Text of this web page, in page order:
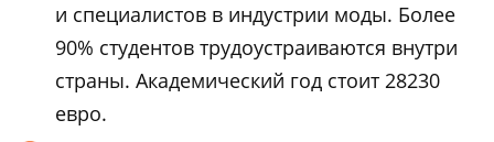
и специалистов в индустрии моды. Более
90% студентов трудоустраиваются внутри
страны. Академический год стоит 28230
евро.